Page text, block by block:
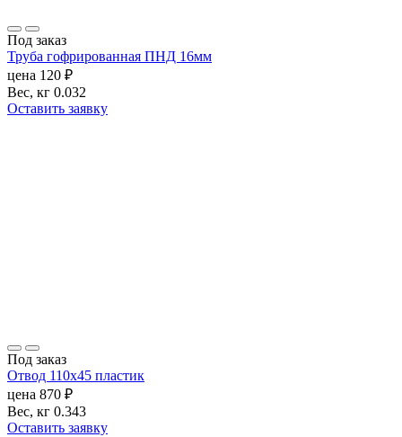
Под заказ
Труба гофрированная ПНД 16мм
цена 120 ₽
Вес, кг 0.032
Оставить заявку
Под заказ
Отвод 110х45 пластик
цена 870 ₽
Вес, кг 0.343
Оставить заявку